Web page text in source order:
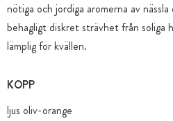
nötiga och jordiga aromerna av
behagligt diskret strävhet från soliga
lämplig för kvällen.
KOPP
ljus oliv-orange